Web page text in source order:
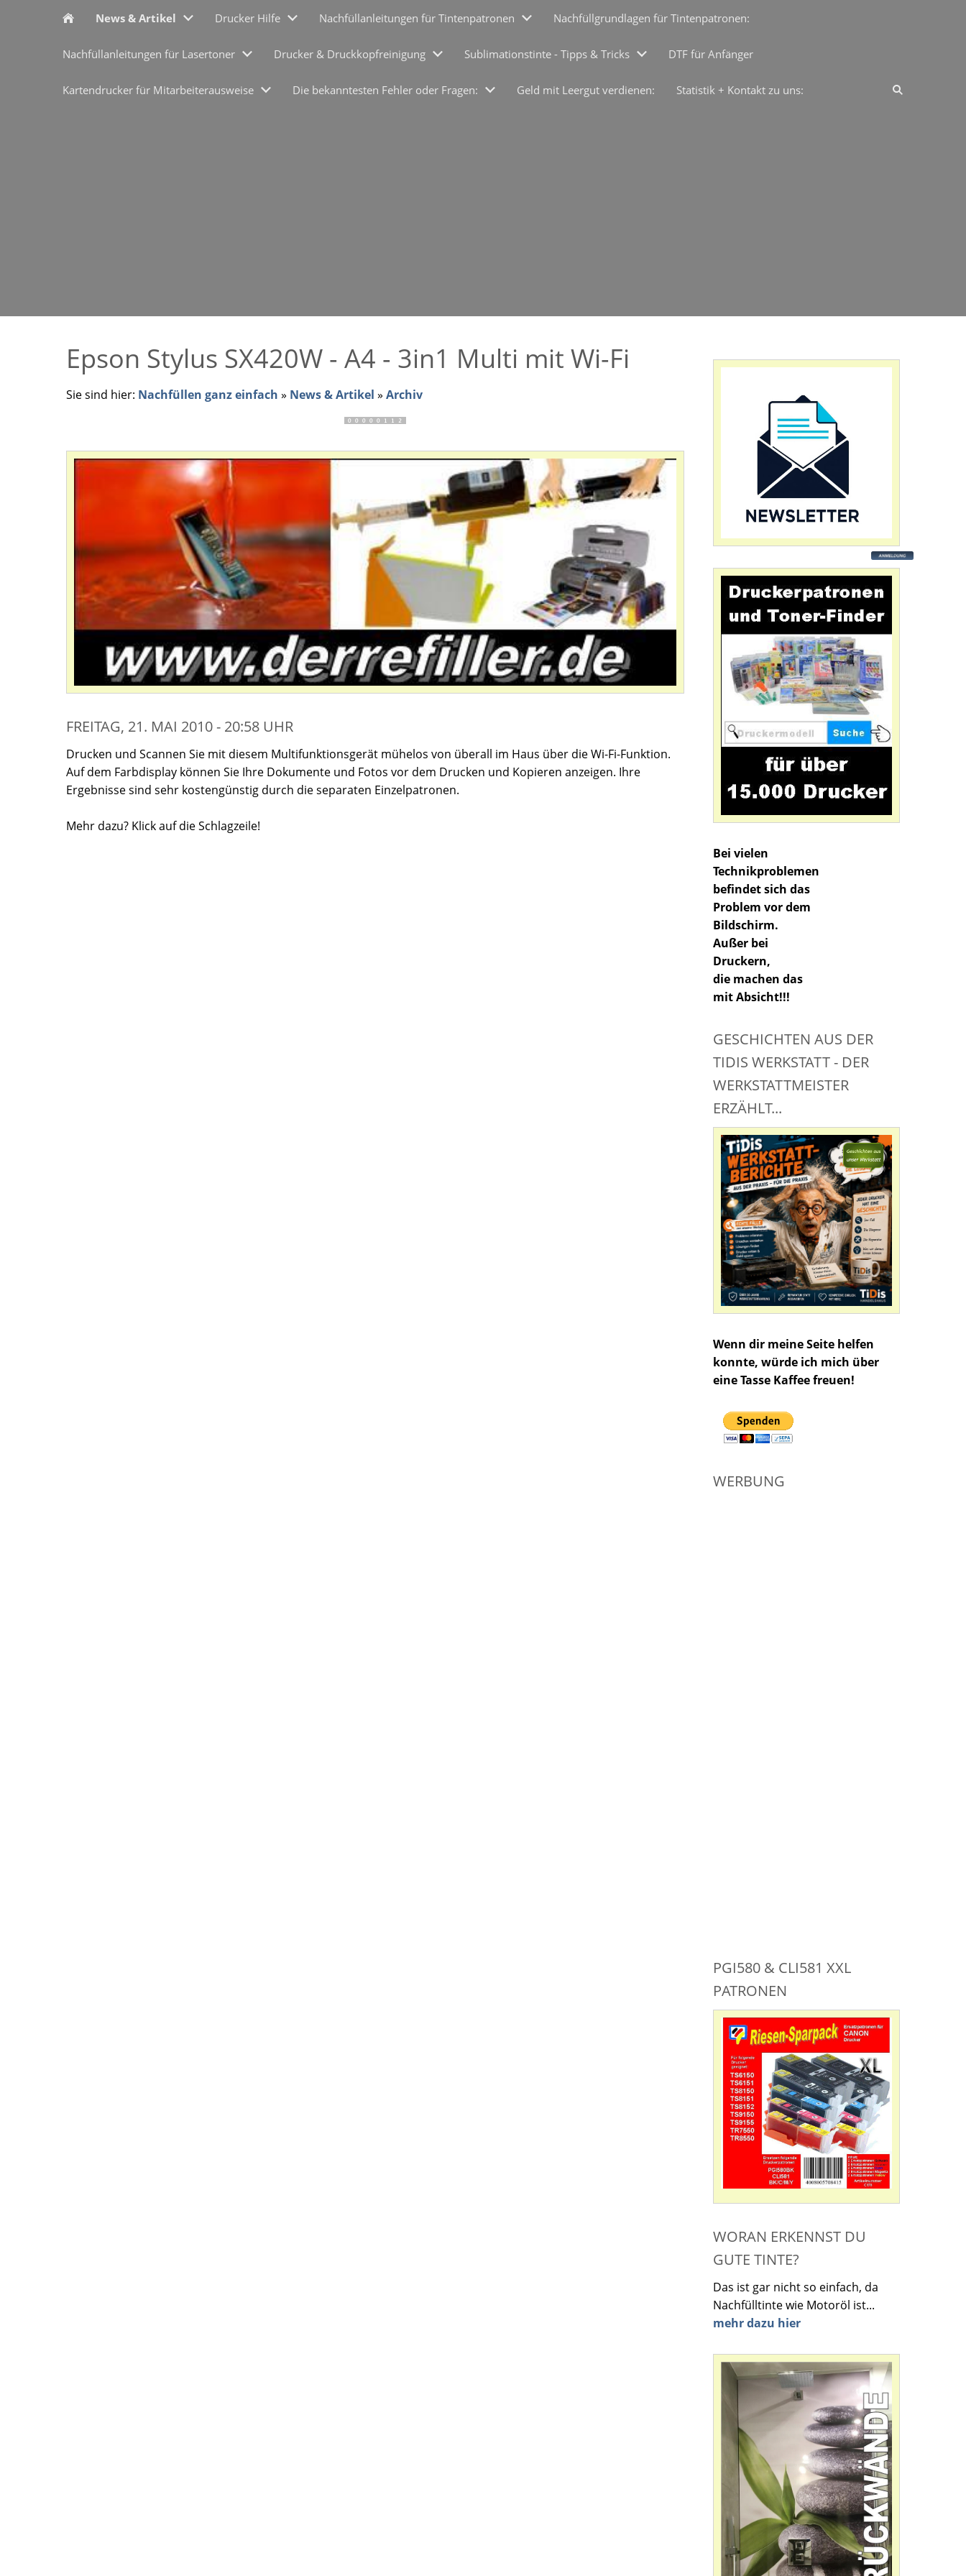
News & Artikel Drucker Hilfe Nachfüllanleitungen für Tintenpatronen Nachfüllgrundlagen für Tintenpatronen:
Nachfüllanleitungen für Lasertoner Drucker & Druckkopfreinigung Sublimationstinte - Tipps & Tricks DTF für Anfänger
Kartendrucker für Mitarbeiterausweise Die bekanntesten Fehler oder Fragen: Geld mit Leergut verdienen: Statistik + Kontakt zu uns:
Epson Stylus SX420W - A4 - 3in1 Multi mit Wi-Fi
Sie sind hier: Nachfüllen ganz einfach » News & Artikel » Archiv
FREITAG, 21. MAI 2010 - 20:58 UHR
Drucken und Scannen Sie mit diesem Multifunktionsgerät mühelos von überall im Haus über die Wi-Fi-Funktion.
Auf dem Farbdisplay können Sie Ihre Dokumente und Fotos vor dem Drucken und Kopieren anzeigen. Ihre
Ergebnisse sind sehr kostengünstig durch die separaten Einzelpatronen.
Mehr dazu? Klick auf die Schlagzeile!
Bei vielen
Technikproblemen
befindet sich das
Problem vor dem
Bildschirm.
Außer bei
Druckern,
die machen das
mit Absicht!!!
GESCHICHTEN AUS DER
TIDIS WERKSTATT - DER
WERKSTATTMEISTER
ERZÄHLT...
Wenn dir meine Seite helfen
konnte, würde ich mich über
eine Tasse Kaffee freuen!
WERBUNG
PGI580 & CLI581 XXL
PATRONEN
WORAN ERKENNST DU
GUTE TINTE?
Das ist gar nicht so einfach, da
Nachfülltinte wie Motoröl ist...
mehr dazu hier